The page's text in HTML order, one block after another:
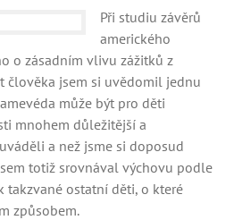
Při studiu závěrů
amerického
o zásadním vlivu zážitků z
člověka jsem si uvědomil jednu
může být pro děti
mnohem důležitější a
a než jsme si doposud
totiž srovnával výchovu podle
takzvané ostatní děti, o které
způsobem.